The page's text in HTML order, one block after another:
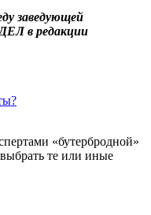
заведующей
в редакции
«бутербродной»
те или иные